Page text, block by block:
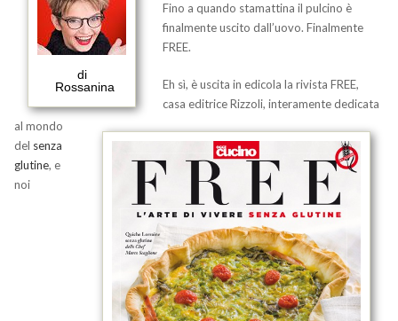
di
Rossanina
Fino a quando stamattina il pulcino è
finalmente uscito dall’uovo. Finalmente
FREE.
Eh sì, è uscita in edicola la rivista FREE,
casa editrice Rizzoli, interamente dedicata
al mondo
del senza
glutine, e
noi